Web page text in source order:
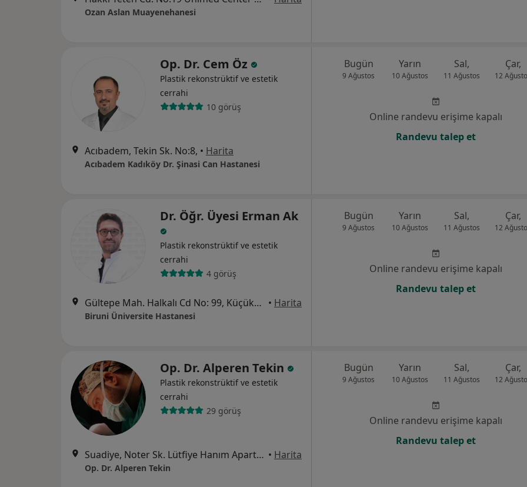
Ozan Aslan Muayenehanesi
Op. Dr. Cem Öz
Plastik rekonstrüktif ve estetik
cerrahi
10 görüş
Acıbadem, Tekin Sk. No:8, • Harita
Acıbadem Kadıköy Dr. Şinasi Can Hastanesi
Bugün
9 Ağustos
Yarın
10 Ağustos
Sal,
11 Ağustos
Çar,
12
Online randevu erişime kapalı
Randevu talep et
Dr. Öğr. Üyesi Erman Ak
Plastik rekonstrüktif ve estetik
cerrahi
4 görüş
Gültepe Mah. Halkalı Cd No: 99, Küçükçekmece • Harita
Biruni Üniversite Hastanesi
Bugün
9 Ağustos
Yarın
10 Ağustos
Sal,
11 Ağustos
Çar,
12
Online randevu erişime kapalı
Randevu talep et
Op. Dr. Alperen Tekin
Plastik rekonstrüktif ve estetik
cerrahi
29 görüş
Suadiye, Noter Sk. Lütfiye Hanım Apartmanı No: 21 Daire: 9, İstanbul • Harita
Op. Dr. Alperen Tekin
Bugün
9 Ağustos
Yarın
10 Ağustos
Sal,
11 Ağustos
Çar,
12
Online randevu erişime kapalı
Randevu talep et